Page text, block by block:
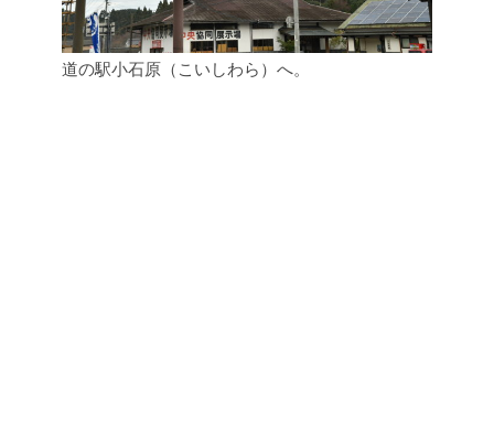
道の駅小石原（こいしわら）へ。